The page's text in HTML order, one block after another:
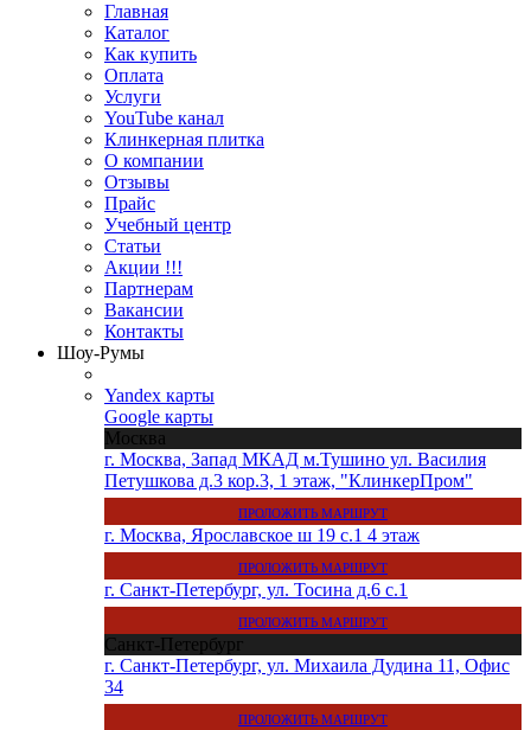
Главная
Каталог
Как купить
Оплата
Услуги
YouTube канал
Клинкерная плитка
О компании
Отзывы
Прайс
Учебный центр
Статьи
Акции !!!
Партнерам
Вакансии
Контакты
Шоу-Румы
Yandex карты
Google карты
Москва
г. Москва, Запад МКАД м.Тушино ул. Василия
Петушкова д.3 кор.3, 1 этаж, "КлинкерПром"
ПРОЛОЖИТЬ МАРШРУТ
г. Москва, Ярославское ш 19 с.1 4 этаж
ПРОЛОЖИТЬ МАРШРУТ
г. Санкт-Петербург, ул. Тосина д.6 с.1
ПРОЛОЖИТЬ МАРШРУТ
Санкт-Петербург
г. Санкт-Петербург, ул. Михаила Дудина 11, Офис
34
ПРОЛОЖИТЬ МАРШРУТ